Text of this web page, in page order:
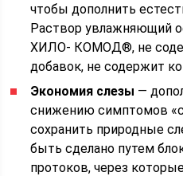
чтобы дополнить
Раствор увлажняющий
ХИЛО- КОМОД®, не
добавок, не содержит
Экономия слезы —
снижению симптомов
сохранить природные
быть сделано путем
протоков, через